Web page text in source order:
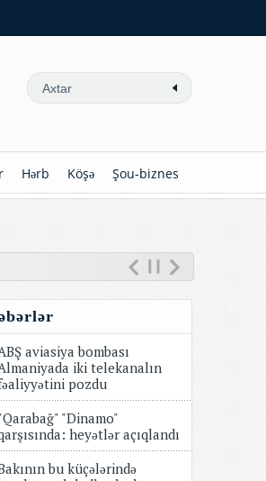
Hərb Köşə Şou-biznes
aviasiya bombası
iki telekanalın
pozdu
"Dinamo"
heyətlər açıqlandı
bu küçələrində